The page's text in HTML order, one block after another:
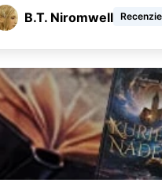
B.T. Niromwell Recenzie